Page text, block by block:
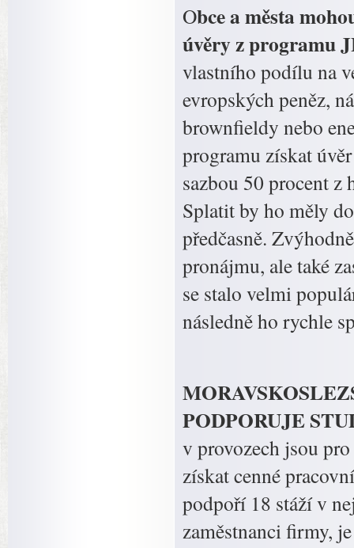
Obce a města
úvěry z programu
vlastního podílu na
evropských peněz,
brownfieldy nebo
programu získat
sazbou 50 procent
Splatit by ho měly
předčasně.
pronájmu, ale také
se stalo velmi
následně ho rychle
PODPORUJE
v provozech jsou
získat cenné
podpoří 18 stáží v
zaměstnanci firmy,